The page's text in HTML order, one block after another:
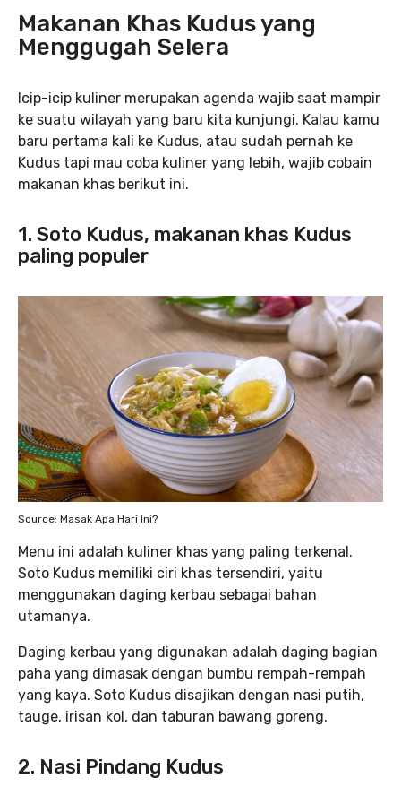
Makanan Khas Kudus yang
Menggugah Selera
Icip-icip kuliner merupakan agenda wajib saat mampir
ke suatu wilayah yang baru kita kunjungi. Kalau kamu
baru pertama kali ke Kudus, atau sudah pernah ke
Kudus tapi mau coba kuliner yang lebih, wajib cobain
makanan khas berikut ini.
1. Soto Kudus, makanan khas Kudus
paling populer
Source: Masak Apa Hari Ini?
Menu ini adalah kuliner khas yang paling terkenal.
Soto Kudus memiliki ciri khas tersendiri, yaitu
menggunakan daging kerbau sebagai bahan
utamanya.
Daging kerbau yang digunakan adalah daging bagian
paha yang dimasak dengan bumbu rempah-rempah
yang kaya. Soto Kudus disajikan dengan nasi putih,
tauge, irisan kol, dan taburan bawang goreng.
2. Nasi Pindang Kudus